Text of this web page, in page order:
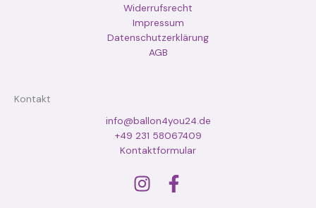
Widerrufsrecht
Impressum
Datenschutzerklärung
AGB
Kontakt
info@ballon4you24.de
+49 231 58067409
Kontaktformular